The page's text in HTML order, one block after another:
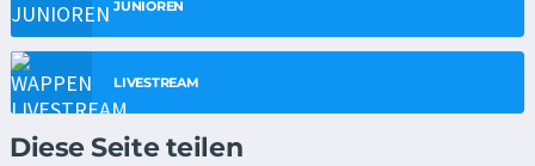
JUNIOREN
LIVESTREAM
Diese Seite teilen